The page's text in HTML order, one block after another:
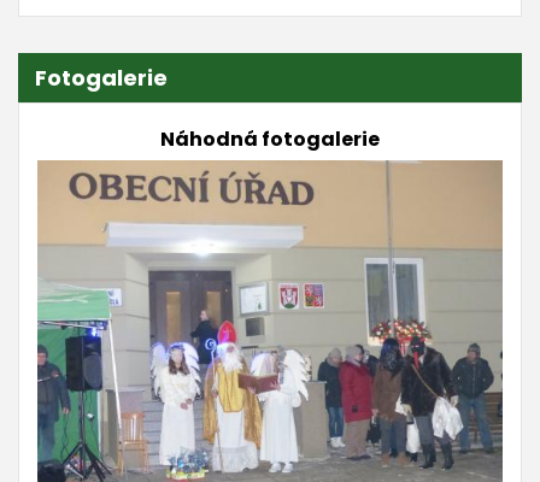
Fotogalerie
Náhodná fotogalerie